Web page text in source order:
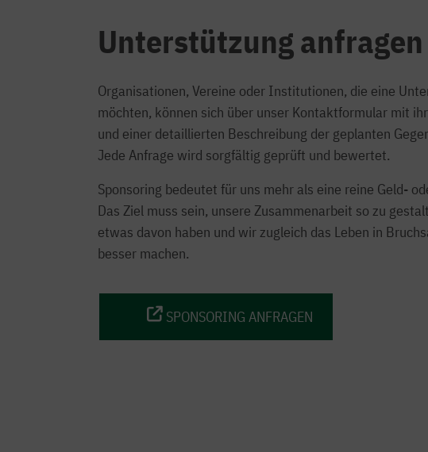
Unterstützung anfragen
Organisationen, Vereine oder Institutionen, die eine
möchten, können sich über unser Kontaktformular mit
und einer detaillierten Beschreibung der geplanten
Jede Anfrage wird sorgfältig geprüft und bewertet.
Sponsoring bedeutet für uns mehr als eine reine Geld-
Das Ziel muss sein, unsere Zusammenarbeit so zu
etwas davon haben und wir zugleich das Leben in
besser machen.
SPONSORING ANFRAGEN